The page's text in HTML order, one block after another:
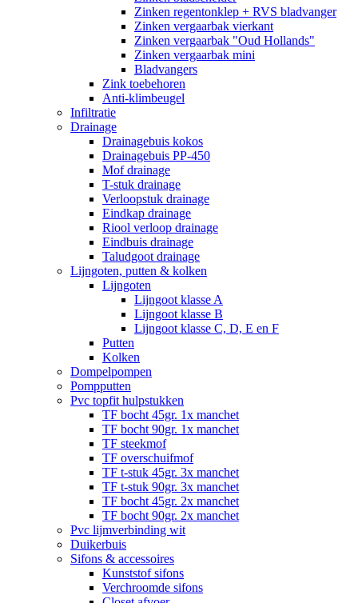
Zinken regentonklep + RVS bladvanger
Zinken vergaarbak vierkant
Zinken vergaarbak "Oud Hollands"
Zinken vergaarbak mini
Bladvangers
Zink toebehoren
Anti-klimbeugel
Infiltratie
Drainage
Drainagebuis kokos
Drainagebuis PP-450
Mof drainage
T-stuk drainage
Verloopstuk drainage
Eindkap drainage
Riool verloop drainage
Eindbuis drainage
Taludgoot drainage
Lijngoten, putten & kolken
Lijngoten
Lijngoot klasse A
Lijngoot klasse B
Lijngoot klasse C, D, E en F
Putten
Kolken
Dompelpompen
Pompputten
Pvc topfit hulpstukken
TF bocht 45gr. 1x manchet
TF bocht 90gr. 1x manchet
TF steekmof
TF overschuifmof
TF t-stuk 45gr. 3x manchet
TF t-stuk 90gr. 3x manchet
TF bocht 45gr. 2x manchet
TF bocht 90gr. 2x manchet
Pvc lijmverbinding wit
Duikerbuis
Sifons & accessoires
Kunststof sifons
Verchroomde sifons